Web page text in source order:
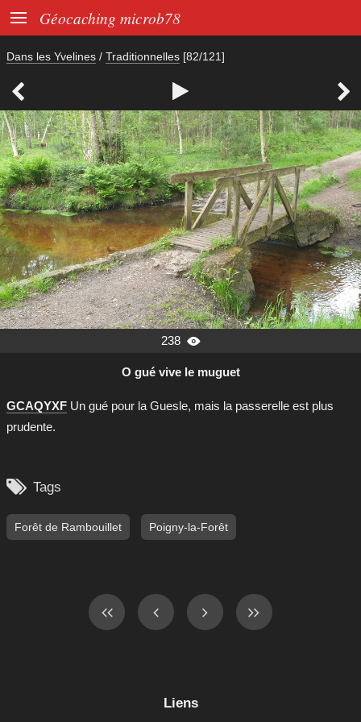
 Géocaching microb78
Dans les Yvelines / Traditionnelles [82/121]
  
238 
O gué vive le muguet
GCAQYXF Un gué pour la Guesle, mais la passerelle est plus
prudente.
 Tags
Forêt de Rambouillet Poigny-la-Forêt
Liens